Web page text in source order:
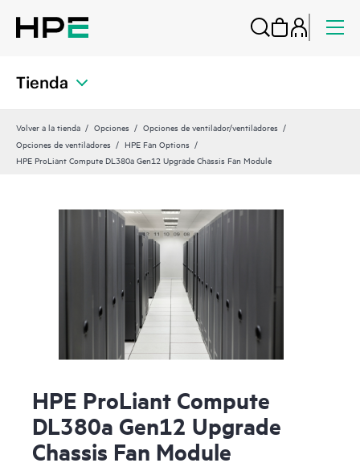
Tienda
Volver a la tienda Opciones
Opciones de ventilador/ventiladores
Opciones de ventiladores
HPE Fan Options
HPE ProLiant Compute DL380a Gen12 Upgrade Chassis Fan Module
HPE ProLiant Compute
DL380a Gen12 Upgrade
Chassis Fan Module